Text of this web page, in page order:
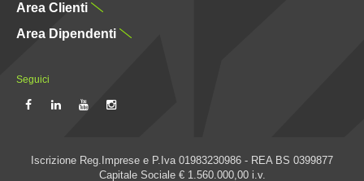
Area Clienti
Area Dipendenti
Seguici
Iscrizione Reg.Imprese e P.Iva 01983230986 - REA BS 0399877
Capitale Sociale € 1.560.000,00 i.v.